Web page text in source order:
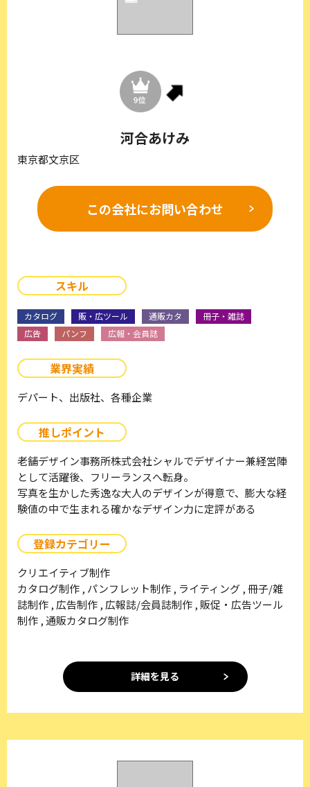
河合あけみ
東京都文京区
この会社にお問い合わせ
スキル
カタログ 販・広ツール 通販カタ
冊子・雑誌
広告
パンフ 広報・会員誌
業界実績
デパート、出版社、各種企業
推しポイント
老舗デザイン事務所株式会社シャルでデザイナー兼経営陣
として活躍後、フリーランスへ転身。
写真を生かした秀逸な大人のデザインが得意で、膨大な経
験値の中で生まれる確かなデザイン力に定評がある
登録カテゴリー
クリエイティブ制作
カタログ制作 , パンフレット制作 , ライティング , 冊子/雑
誌制作 , 広告制作 , 広報誌/会員誌制作 , 販促・広告ツール
制作 , 通販カタログ制作
詳細を見る